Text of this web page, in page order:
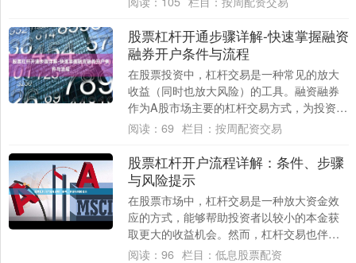
股票杠杆开通步骤详解-快速掌握融资
融券开户条件与流程
在股票投资中，杠杆交易是一种常见的放大
收益（同时也放大风险）的工具。融资融券
作为A股市场主要的杠杆交易方式，为投资者
提供了借入资金买入证券（融资）或借入证
阅读： 69 栏目： 按周配资交易
股票杠杆开户流程详解：条件、步骤
与风险提示
在股票市场中，杠杆交易是一种放大资金效
应的方式，能够帮助投资者以较小的本金获
取更大的收益机会。然而，杠杆交易也伴随
着较高的风险。本文将详细解析股票杠杆开
阅读： 96 栏目： 低息股票配资